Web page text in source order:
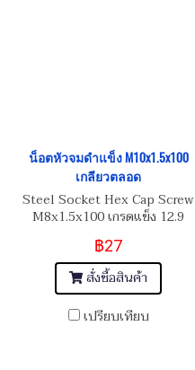
น็อตหัวจมดำแข็ง M10x1.5x100
เกลียวตลอด
Steel Socket Hex Cap Screw
M8x1.5x100 เกรดแข็ง 12.9
฿27
สั่งซื้อสินค้า
เปรียบเทียบ